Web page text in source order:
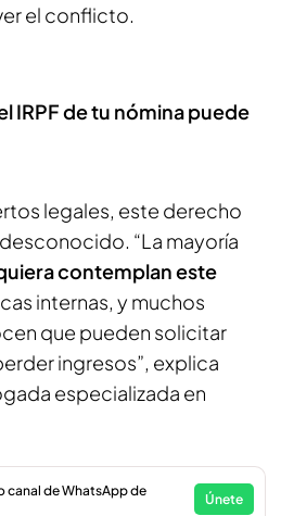
el conflicto.
IRPF de tu nómina puede
legales, este derecho
“La mayoría
contemplan este
internas, y muchos
que pueden solicitar
ingresos”, explica
especializada en
canal de WhatsApp de
Únete